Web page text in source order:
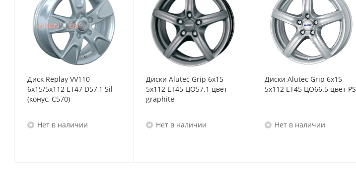
Диск Replay VV110
6x15/5x112 ET47 D57,1 Sil
(конус, C570)
Нет в наличии
Диски Alutec Grip 6x15
5x112 ET45 ЦО57.1 цвет
graphite
Нет в наличии
Диски Alutec Grip 6x15
5x112 ET45 ЦО66.5 цвет PS
Нет в наличии